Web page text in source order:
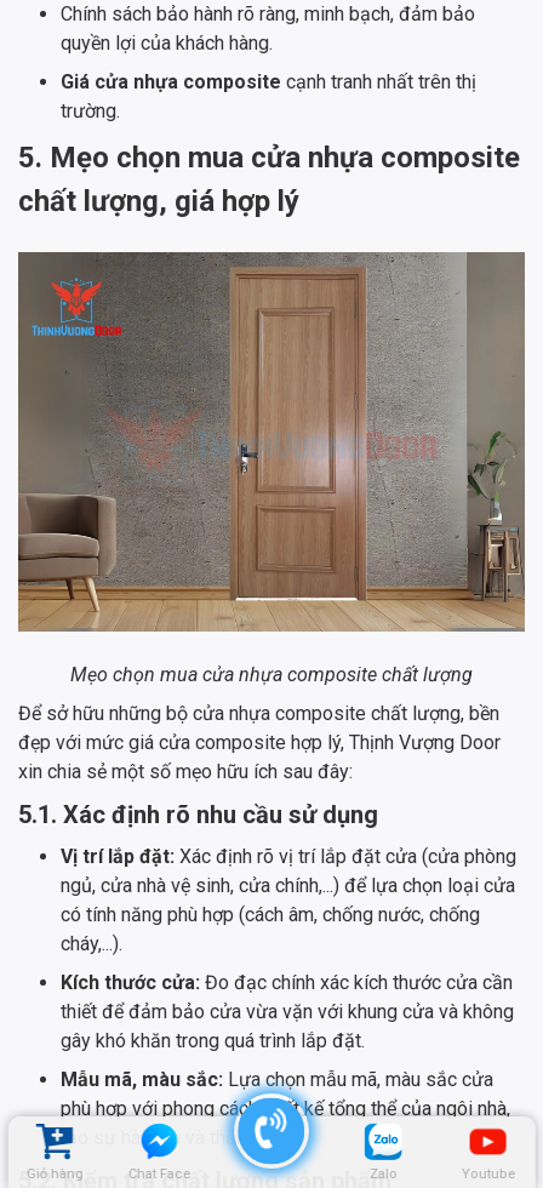
Giỏ hàng Chat Face Zalo Youtube
Chính sách bảo hành rõ ràng, minh bạch, đảm bảo
quyền lợi của khách hàng.
Giá cửa nhựa composite cạnh tranh nhất trên thị
trường.
5. Mẹo chọn mua cửa nhựa composite
chất lượng, giá hợp lý
Mẹo chọn mua cửa nhựa composite chất lượng
Để sở hữu những bộ cửa nhựa composite chất lượng, bền
đẹp với mức giá cửa composite hợp lý, Thịnh Vượng Door
xin chia sẻ một số mẹo hữu ích sau đây:
5.1. Xác định rõ nhu cầu sử dụng
Vị trí lắp đặt: Xác định rõ vị trí lắp đặt cửa (cửa phòng
ngủ, cửa nhà vệ sinh, cửa chính,...) để lựa chọn loại cửa
có tính năng phù hợp (cách âm, chống nước, chống
cháy,...).
Kích thước cửa: Đo đạc chính xác kích thước cửa cần
thiết để đảm bảo cửa vừa vặn với khung cửa và không
gây khó khăn trong quá trình lắp đặt.
Mẫu mã, màu sắc: Lựa chọn mẫu mã, màu sắc cửa
phù hợp với phong cách thiết kế tổng thể của ngôi nhà,
tạo sự hài hòa và thẩm mỹ.
5.2. Kiểm tra chất lượng sản phẩm